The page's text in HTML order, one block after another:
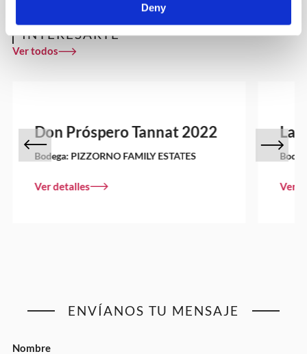
Deny
INTERESARTE
Ver todos
Don Próspero Tannat 2022
Bodega: PIZZORNO FAMILY ESTATES
Ver detalles
La
Ver
ENVÍANOS TU MENSAJE
Nombre